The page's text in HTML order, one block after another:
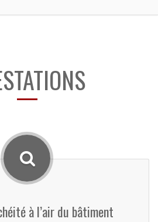
à l’air du bâtiment